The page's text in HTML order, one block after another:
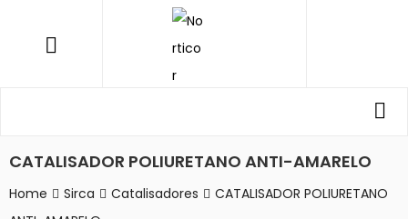
CATALISADOR POLIURETANO ANTI-AMARELO
Home Sirca Catalisadores
CATALISADOR POLIURETANO